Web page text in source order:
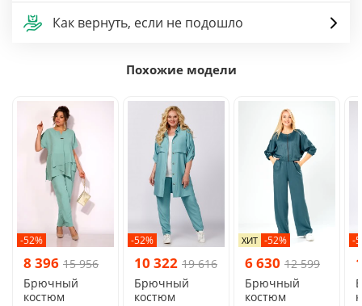
Как вернуть, если не подошло
Похожие модели
-52%
8 396 15 956
Брючный
костюм
-52%
10 322 19 616
Брючный
костюм
ХИТ -52%
6 630 12 599
Брючный
костюм
-